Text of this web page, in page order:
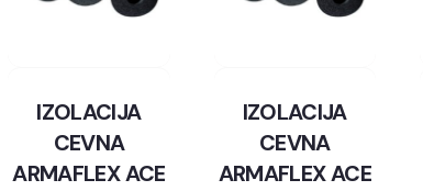
IZOLACIJA
CEVNA
ARMAFLEX ACE
IZOLACIJA
CEVNA
ARMAFLEX ACE